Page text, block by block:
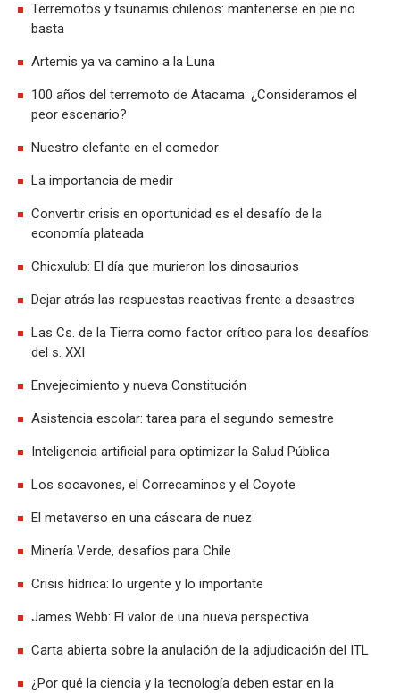
¿Por qué la ciencia y la tecnología deben estar en la
Carta abierta sobre la anulación de la adjudicación del ITL
James Webb: El valor de una nueva perspectiva
Crisis hídrica: lo urgente y lo importante
Minería Verde, desafíos para Chile
El metaverso en una cáscara de nuez
Los socavones, el Correcaminos y el Coyote
Inteligencia artificial para optimizar la Salud Pública
Asistencia escolar: tarea para el segundo semestre
Envejecimiento y nueva Constitución
Las Cs. de la Tierra como factor crítico para los desafíos
del s. XXI
Dejar atrás las respuestas reactivas frente a desastres
Chicxulub: El día que murieron los dinosaurios
Convertir crisis en oportunidad es el desafío de la
economía plateada
La importancia de medir
Nuestro elefante en el comedor
100 años del terremoto de Atacama: ¿Consideramos el
peor escenario?
Artemis ya va camino a la Luna
Terremotos y tsunamis chilenos: mantenerse en pie no
basta